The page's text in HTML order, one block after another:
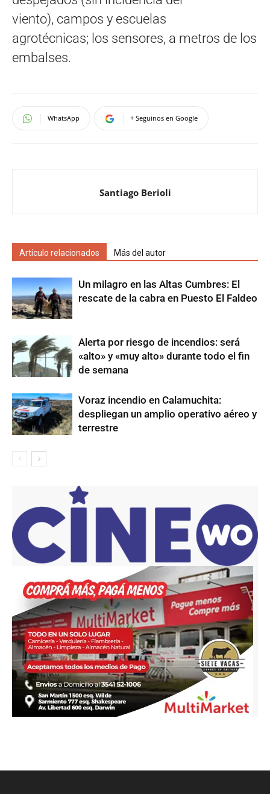
viento), campos y escuelas
agrotécnicas; los sensores, a metros de los
embalses.
WhatsApp + Seguinos en Google
Santiago Berioli
Artículo relacionados Más del autor
Un milagro en las Altas Cumbres: El
rescate de la cabra en Puesto El Faldeo
Alerta por riesgo de incendios: será
«alto» y «muy alto» durante todo el fin
de semana
Voraz incendio en Calamuchita:
despliegan un amplio operativo aéreo y
terrestre